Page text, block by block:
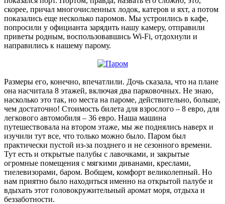
скорее, причал многочисленных лодок, катеров и яхт, а потом
показались еще несколько паромов. Мы устроились в кафе,
попросили у официанта зарядить нашу камеру, отправили
приветы родным, воспользовавшись Wi-Fi, отдохнули и
направились к нашему парому.
Размеры его, конечно, впечатлили. Дочь сказала, что на плане
она насчитала 8 этажей, включая два парковочных. Не знаю,
насколько это так, но места на пароме, действительно, больше,
чем достаточно! Стоимость билета для взрослого – 8 евро, для
легкового автомобиля – 36 евро. Наша машина
путешествовала на втором этаже, мы же поднялись наверх и
изучили тут все, что только можно было. Паром был
практически пустой из-за позднего и не сезонного времени.
Тут есть и открытые палубы с лавочками, и закрытые
огромные помещения с мягкими диванами, креслами,
тиелевизорами, баром. Вобщем, комфорт великолепный. Но
нам приятно было находиться именно на открытой палубе и
вдыхать этот головокружительный аромат моря, отдыха и
беззаботности.